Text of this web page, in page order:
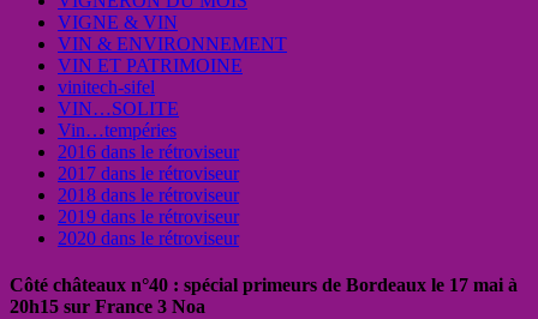
VIGNE & VIN
VIN & ENVIRONNEMENT
VIN ET PATRIMOINE
vinitech-sifel
VIN…SOLITE
Vin…tempéries
2016 dans le rétroviseur
2017 dans le rétroviseur
2018 dans le rétroviseur
2019 dans le rétroviseur
2020 dans le rétroviseur
Côté châteaux n°40 : spécial primeurs de Bordeaux le 17 mai à
20h15 sur France 3 Noa